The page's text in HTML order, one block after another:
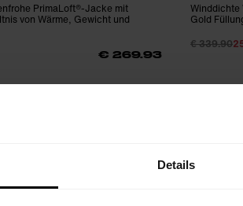
Details
PrimaLoft®-Jacke mit
von Wärme, Gewicht und
€ 269.93
Winddichte
Gold
€ 339.90